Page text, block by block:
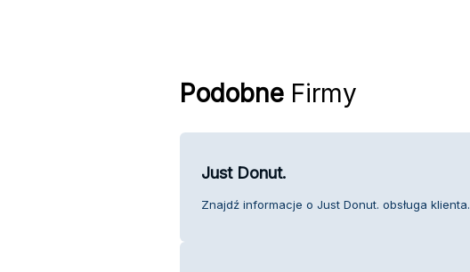
PodobneFirmy
Just Donut.
Znajdź informacje o Just Donut. obsługa klienta.